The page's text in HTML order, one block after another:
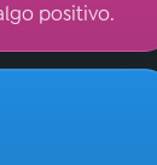
positivo.